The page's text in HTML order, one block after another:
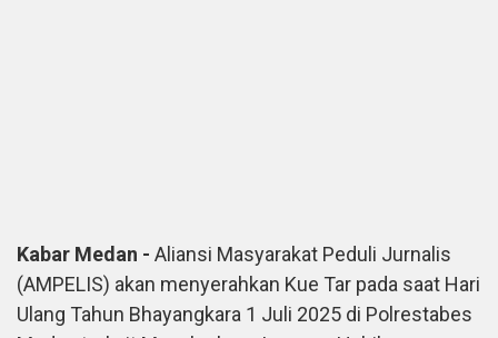
Kabar Medan - Aliansi Masyarakat Peduli Jurnalis
(AMPELIS) akan menyerahkan Kue Tar pada saat Hari
Ulang Tahun Bhayangkara 1 Juli 2025 di Polrestabes